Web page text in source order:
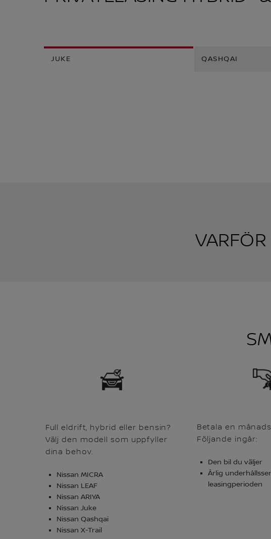
JUKE QASHQAI
Full eldrift, hybrid eller bensin?
Välj den modell som uppfyller
dina behov.
Nissan MICRA
Nissan LEAF
Nissan ARIYA
Nissan Juke
Nissan Qashqai
Nissan X-Trail
Betala en
Följande ingår:
Den bil du väljer
Årlig
leasingperioden